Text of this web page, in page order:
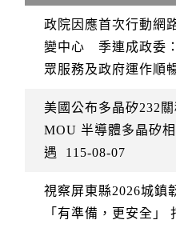
政院因應首次行動網
變中心 季連成政委
眾服務及政府運作順
美國公布多晶矽232
MOU 半導體多晶矽
遇
115-08-07
視察屏東縣2026城鎮
「有準備，更安全」